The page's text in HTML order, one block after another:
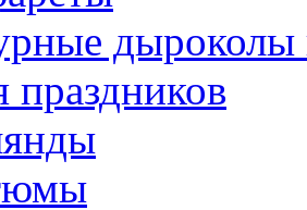
праздников